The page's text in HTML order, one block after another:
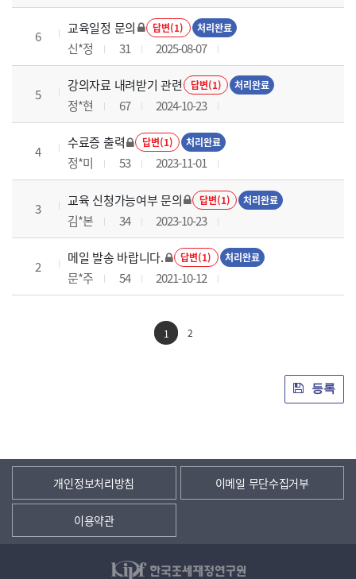
6
교육일정 문의 답변(1) 처리완료
신*정 31 2025-08-07
5
강의자료 내려받기 관련 답변(1) 처리완료
정*현 67 2024-10-23
4
수료증 출력 답변(1) 처리완료
정*미 53 2023-11-01
3
교육 신청가능여부 문의 답변(1) 처리완료
김*본 34 2023-10-23
2
메일 발송 바랍니다. 답변(1) 처리완료
문*주 54 2021-10-12
1 2
등록
개인정보처리방침 이메일 무단수집거부
이용약관